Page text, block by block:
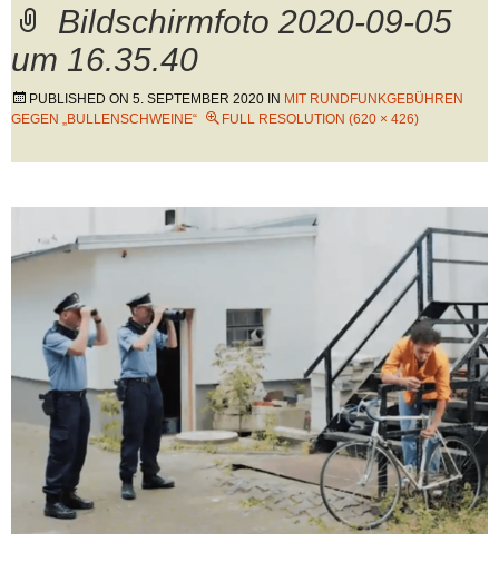
Bildschirmfoto 2020-09-05
um 16.35.40
PUBLISHED ON 5. SEPTEMBER 2020 IN MIT RUNDFUNKGEBÜHREN
GEGEN „BULLENSCHWEINE“
FULL RESOLUTION (620 × 426)